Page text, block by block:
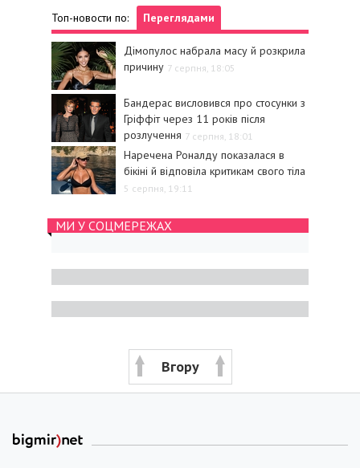
Топ-новости по: Переглядами
Дімопулос набрала масу й розкрила
причину 7 серпня, 18:05
Бандерас висловився про стосунки з
Гріффіт через 11 років після
розлучення 7 серпня, 18:01
Наречена Роналду показалася в
бікіні й відповіла критикам свого тіла
5 серпня, 19:11
МИ У СОЦМЕРЕЖАХ
Вгору